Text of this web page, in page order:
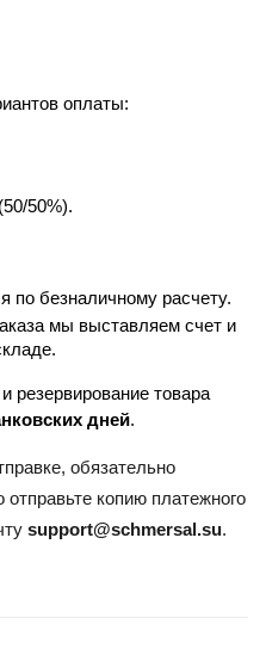
оплаты:
50%).
по безналичному расчету.
мы выставляем счет и
резервирование товара
дней.
обязательно
отправьте копию платежного
support@schmersal.su.